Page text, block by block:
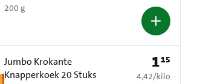
200 g
Jumbo Krokante
Knapperkoek 20 Stuks
Prijs: € 1,15
115
€ 4,42 per kilo
4,42/kilo